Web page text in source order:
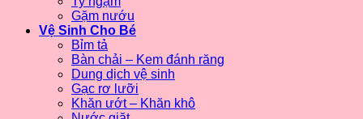
Gặm nướu
Vệ Sinh Cho Bé
Bỉm tả
Bàn chải – Kem đánh răng
Dung dịch vệ sinh
Gạc rơ lưỡi
Khăn ướt – Khăn khô